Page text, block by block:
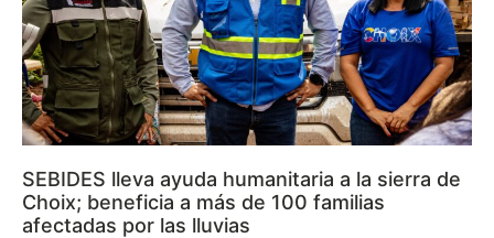
SEBIDES lleva ayuda humanitaria a la sierra de
Choix; beneficia a más de 100 familias
afectadas por las lluvias